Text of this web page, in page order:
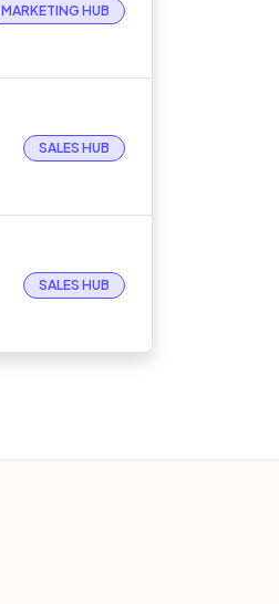
MARKETING HUB
SALES HUB
SALES HUB